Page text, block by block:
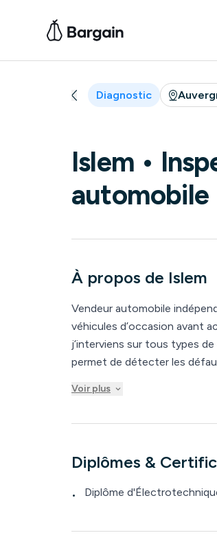
Diagnostic
Islem •
automobile
À propos de Islem
Vendeur automobile
véhicules d’occasion avant
j’interviens sur tous types
permet de détecter les
Chaque inspection est
Voir plus
Diplômes &
• Diplôme